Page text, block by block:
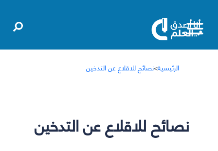
الرئيسية>نصائح للاقلاع عن التدخين
نصائح للاقلاع عن التدخين